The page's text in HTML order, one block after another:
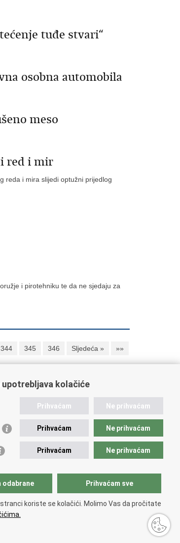
tuđe stvari“
osobna automobila
meso
red i mir
reda i mira slijedi optužni prijedlog
i pirotehniku te da ne sjedaju za
344 345 346 Sljedeća » »»
poslova
solidarnosti
ispitivanja, istraživanja i vještačenja
upotrebljava kolačiće
Prihvaćam Ne prihvaćam
Prihvaćam Ne prihvaćam
Prihvaćam Ne prihvaćam
odabrane Prihvaćam sve
koriste se kolačići. Molimo Vas da pročitate